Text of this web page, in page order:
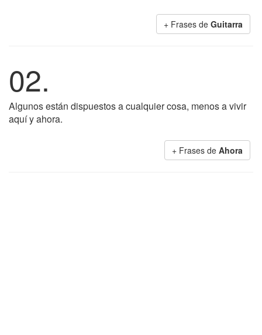
+ Frases de Guitarra
02.
Algunos están dispuestos a cualquier cosa, menos a vivir
aquí y ahora.
+ Frases de Ahora